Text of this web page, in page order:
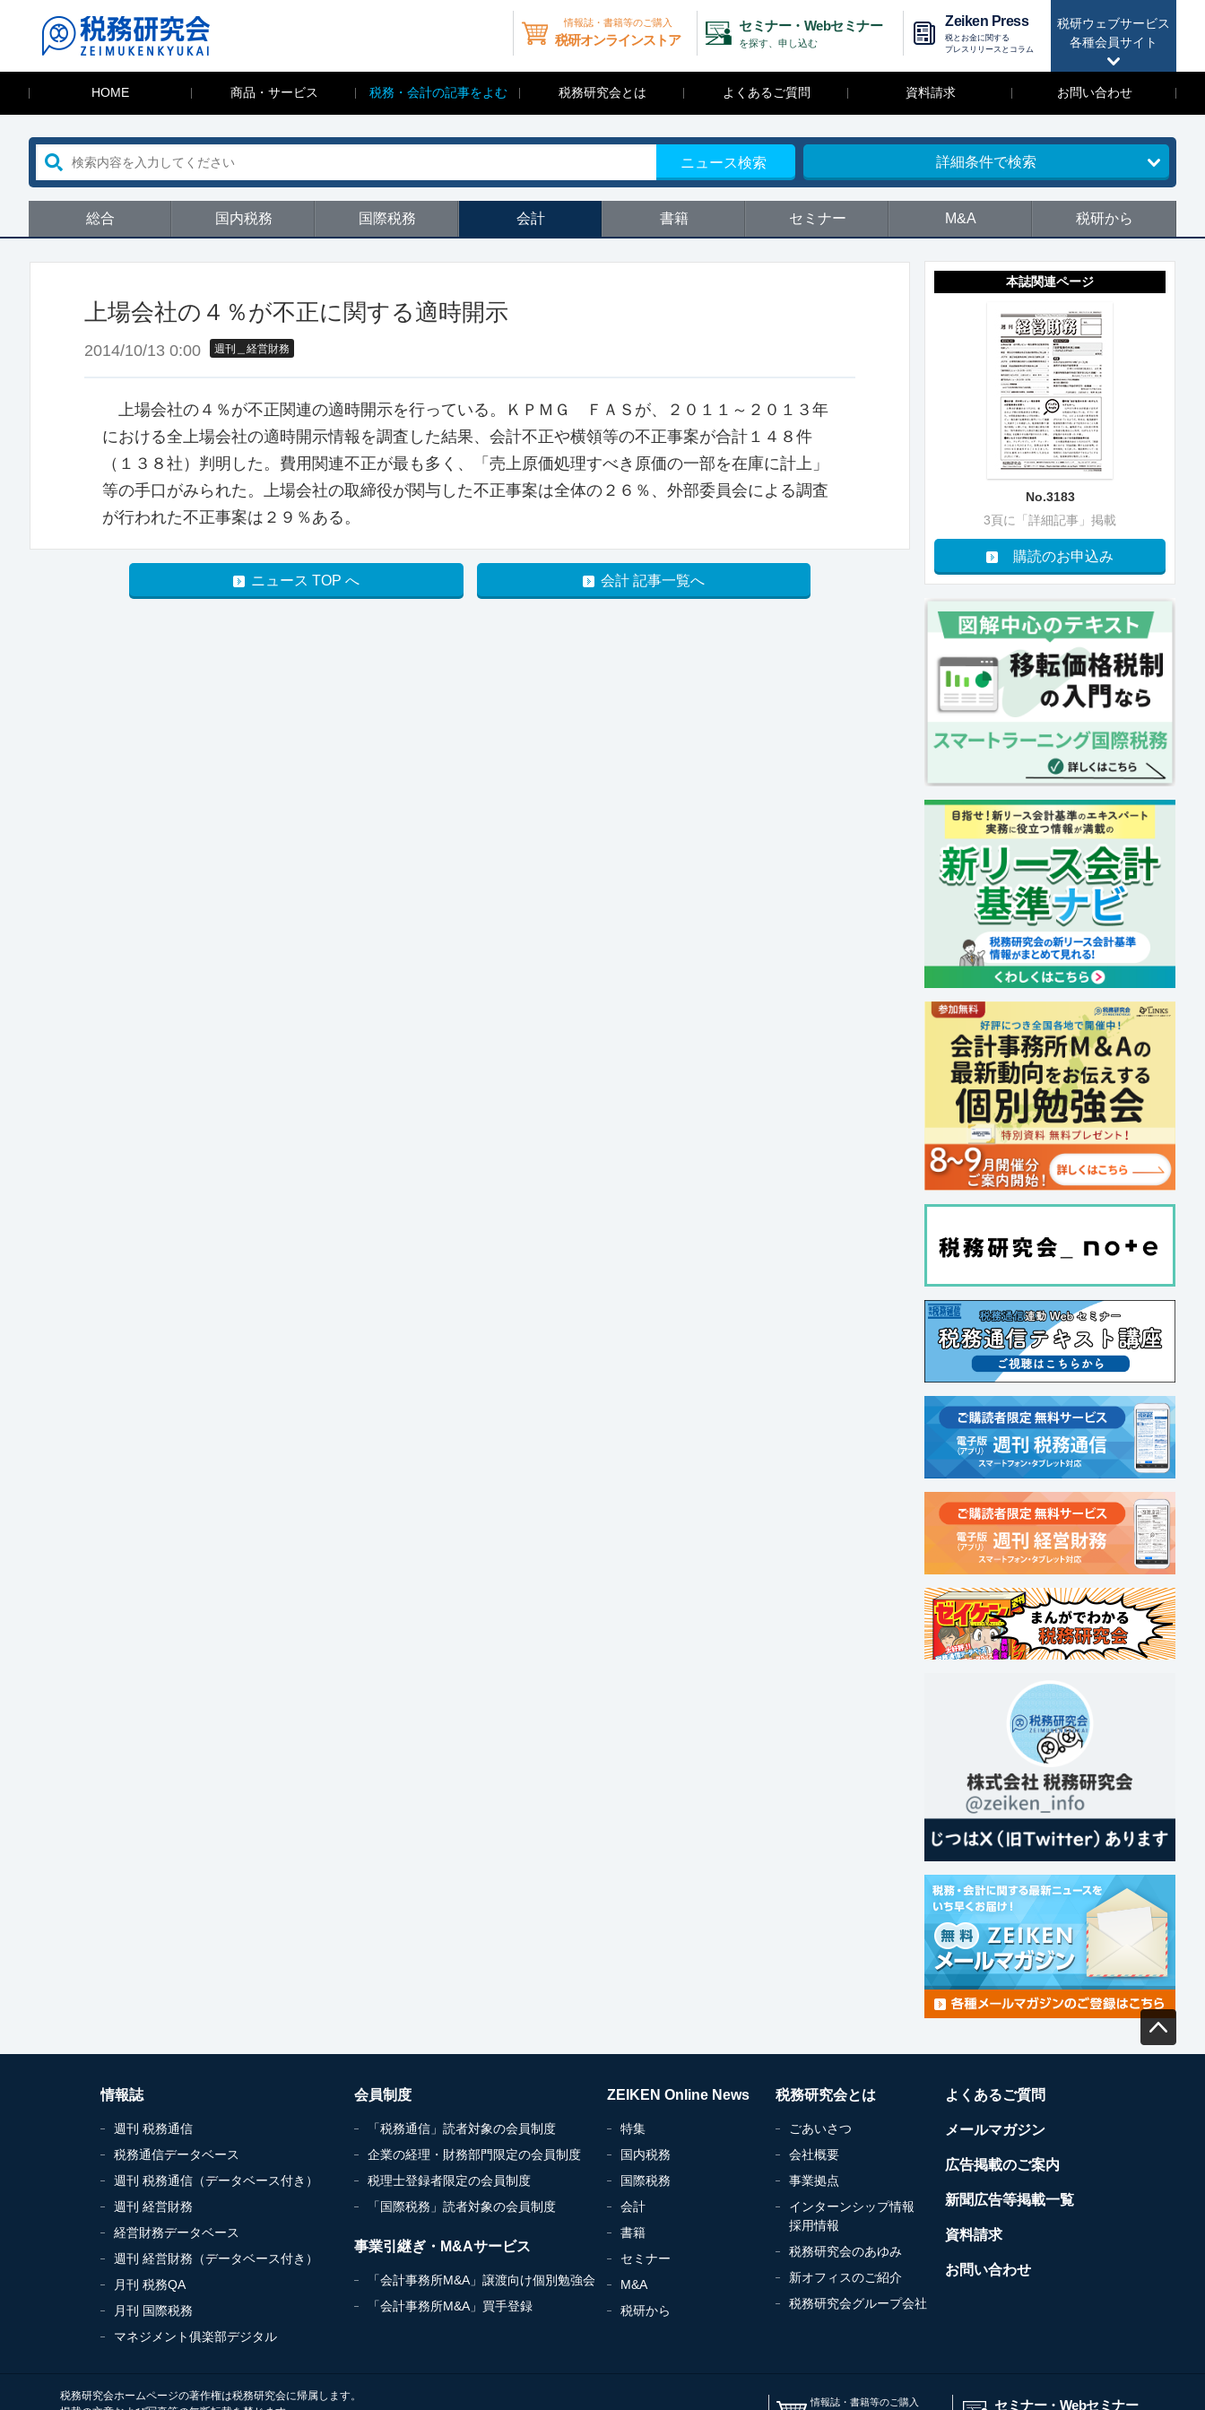
税研ウェブサービス
各種会員サイト
情報誌・書籍等のご購入
税研オンラインストア
セミナー・Webセミナー
を探す、申し込む
Zeiken Press
税とお金に関する
プレスリリースとコラム
HOME 商品・サービス 税務・会計の記事をよむ 税務研究会とは よくあるご質問 資料請求 お問い合わせ
ニュース検索 詳細条件で検索
総合 国内税務 国際税務 会計 書籍 セミナー M&A 税研から
上場会社の４％が不正に関する適時開示
2014/10/13 0:00 週刊＿経営財務
上場会社の４％が不正関連の適時開示を行っている。ＫＰＭＧ ＦＡＳが、２０１１～２０１３年
における全上場会社の適時開示情報を調査した結果、会計不正や横領等の不正事案が合計１４８件
（１３８社）判明した。費用関連不正が最も多く、「売上原価処理すべき原価の一部を在庫に計上」
等の手口がみられた。上場会社の取締役が関与した不正事案は全体の２６％、外部委員会による調査
が行われた不正事案は２９％ある。
ニュース TOP へ 会計 記事一覧へ
本誌関連ページ
No.3183
3頁に「詳細記事」掲載
購読のお申込み
情報誌
週刊 税務通信
税務通信データベース
週刊 税務通信（データベース付き）
週刊 経営財務
経営財務データベース
週刊 経営財務（データベース付き）
月刊 税務QA
月刊 国際税務
マネジメント俱楽部デジタル
会員制度
「税務通信」読者対象の会員制度
企業の経理・財務部門限定の会員制度
税理士登録者限定の会員制度
「国際税務」読者対象の会員制度
事業引継ぎ・M&Aサービス
「会計事務所M&A」譲渡向け個別勉強会
「会計事務所M&A」買手登録
ZEIKEN Online News
特集
国内税務
国際税務
会計
書籍
セミナー
M&A
税研から
税務研究会とは
ごあいさつ
会社概要
事業拠点
インターンシップ情報
採用情報
税務研究会のあゆみ
新オフィスのご紹介
税務研究会グループ会社
よくあるご質問
メールマガジン
広告掲載のご案内
新聞広告等掲載一覧
資料請求
お問い合わせ
税務研究会ホームページの著作権は税務研究会に帰属します。
情報誌・書籍等のご購入 セミナー・Webセミナー